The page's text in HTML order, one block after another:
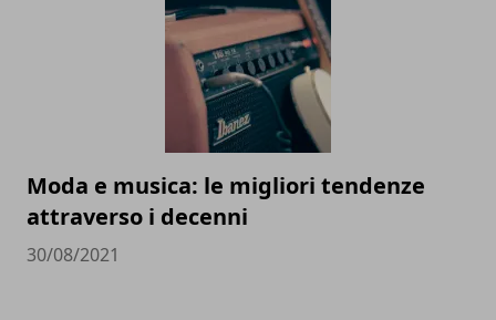
Moda e musica: le migliori tendenze
attraverso i decenni
30/08/2021